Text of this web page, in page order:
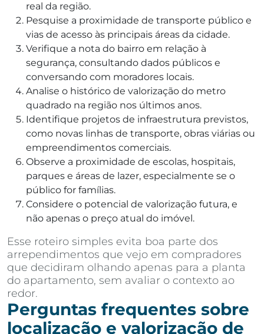
real da região.
Pesquise a proximidade de transporte público e
vias de acesso às principais áreas da cidade.
Verifique a nota do bairro em relação à
segurança, consultando dados públicos e
conversando com moradores locais.
Analise o histórico de valorização do metro
quadrado na região nos últimos anos.
Identifique projetos de infraestrutura previstos,
como novas linhas de transporte, obras viárias ou
empreendimentos comerciais.
Observe a proximidade de escolas, hospitais,
parques e áreas de lazer, especialmente se o
público for famílias.
Considere o potencial de valorização futura, e
não apenas o preço atual do imóvel.
Esse roteiro simples evita boa parte dos
arrependimentos que vejo em compradores
que decidiram olhando apenas para a planta
do apartamento, sem avaliar o contexto ao
redor.
Perguntas frequentes sobre
localização e valorização de